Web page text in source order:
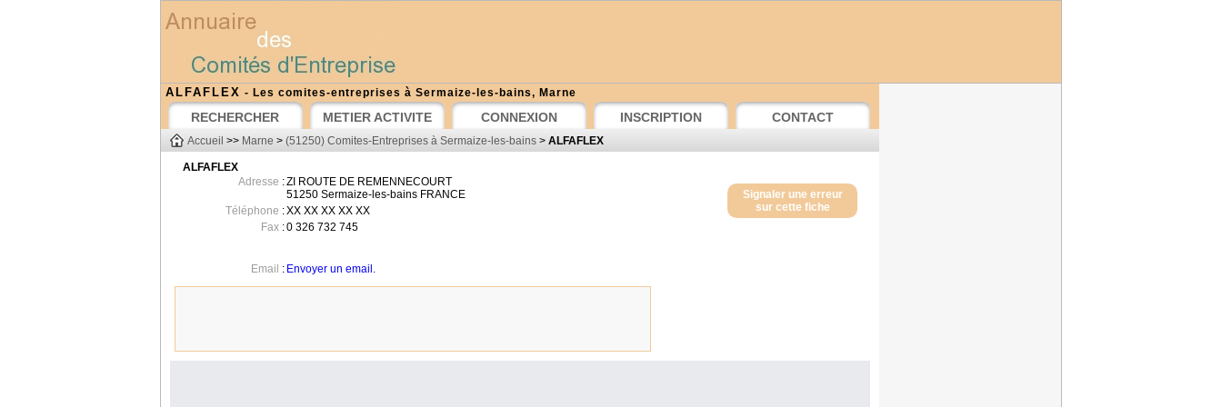
ALFAFLEX - Les comites-entreprises à Sermaize-les-bains, Marne
RECHERCHER METIER ACTIVITE CONNEXION INSCRIPTION CONTACT
Accueil >> Marne > (51250) Comites-Entreprises à Sermaize-les-bains > ALFAFLEX
ALFAFLEX
Signaler une erreur
sur cette fiche
Adresse :ZI ROUTE DE REMENNECOURT
51250 Sermaize-les-bains FRANCE
Téléphone :XX XX XX XX XX
Fax:0 326 732 745
Email : Envoyer un email.